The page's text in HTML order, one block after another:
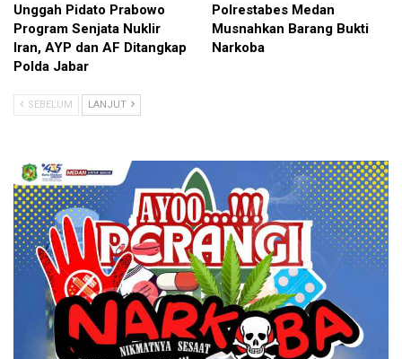
Unggah Pidato Prabowo
Program Senjata Nuklir
Iran, AYP dan AF Ditangkap
Polda Jabar
Polrestabes Medan
Musnahkan Barang Bukti
Narkoba
SEBELUM LANJUT